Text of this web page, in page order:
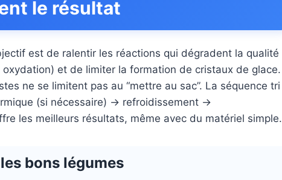
le résultat
est de ralentir les réactions qui dégradent la qualité
et de limiter la formation de cristaux de glace.
ne se limitent pas au “mettre au sac”. La séquence tri
(si nécessaire) → refroidissement →
les meilleurs résultats, même avec du matériel simple.
bons légumes